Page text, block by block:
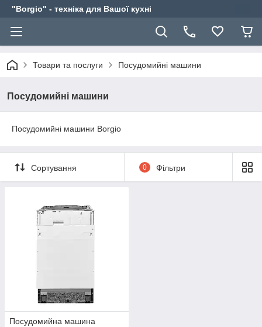
"Borgio" - техніка для Вашої кухні
Товари та послуги Посудомийні машини
Посудомийні машини
Посудомийні машини Borgio
Сортування 0 Фільтри
Посудомийна машина